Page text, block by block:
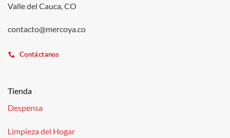
Valle del Cauca, CO
contacto@mercoya.co
Contáctanos
Tienda
Despensa
Limpieza del Hogar